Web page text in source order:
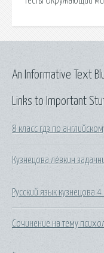
Links to Important
8 класс гдз по
Кузнецова лёвкин
Русский язык кузнецова 4
Сочинение на тему
An Informative Text